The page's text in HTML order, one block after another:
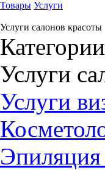
Товары Услуги
Услуги салонов красоты
Категории
Услуги
Услуги